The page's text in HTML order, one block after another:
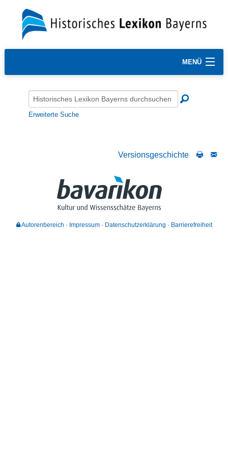
MENÜ
Erweiterte Suche
Versionsgeschichte
Autorenbereich Impressum Datenschutzerklärung Barrierefreiheit